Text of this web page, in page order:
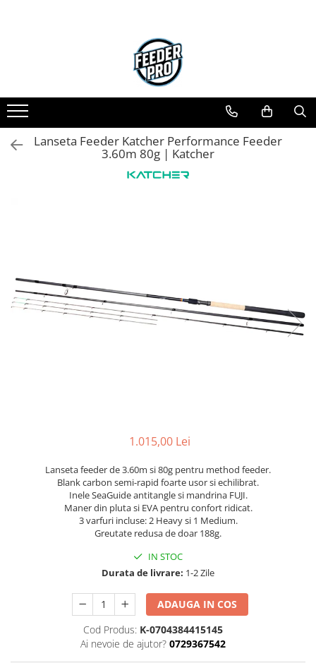
Mulinete
Accesorii Diverse
Mincioguri si Juvelnice
Scaune si Accesorii
Lanseta Feeder Katcher Performance Feeder
3.60m 80g | Katcher
1.015,00 Lei
Lanseta feeder de 3.60m si 80g pentru method feeder.
Blank carbon semi-rapid foarte usor si echilibrat.
Inele SeaGuide antitangle si mandrina FUJI.
Maner din pluta si EVA pentru confort ridicat.
3 varfuri incluse: 2 Heavy si 1 Medium.
Greutate redusa de doar 188g.
IN STOC
Durata de livrare: 1-2 Zile
ADAUGA IN COS
Cod Produs: K-0704384415145
Ai nevoie de ajutor? 0729367542